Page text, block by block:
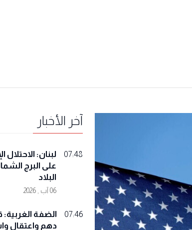
آخر الأخبار
07:48
لبنان: الاحتلال
على البرج
البلاد
06 آب , 2026
07:46
الضفة الغربية:
دهم واعتقال